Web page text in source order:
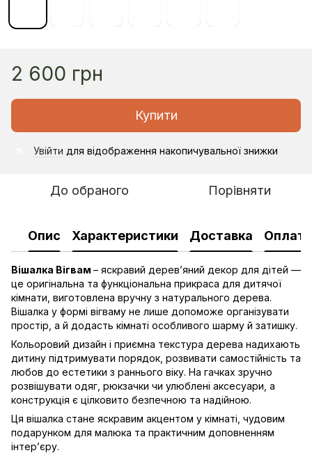
2 600 грн
Купити
Увійти для відображення накопичувальної знижки
До обраного Порівняти
Опис Характеристики Доставка Оплата
Вішалка Вігвам – яскравий дерев’яний декор для дітей —
це оригінальна та функціональна прикраса для дитячої
кімнати, виготовлена вручну з натурального дерева.
Вішалка у формі вігваму не лише допоможе організувати
простір, а й додасть кімнаті особливого шарму й затишку.
Кольоровий дизайн і приємна текстура дерева надихають
дитину підтримувати порядок, розвивати самостійність та
любов до естетики з раннього віку. На гачках зручно
розвішувати одяг, рюкзачки чи улюблені аксесуари, а
конструкція є цілковито безпечною та надійною.
Ця вішалка стане яскравим акцентом у кімнаті, чудовим
подарунком для малюка та практичним доповненням
інтер’єру.